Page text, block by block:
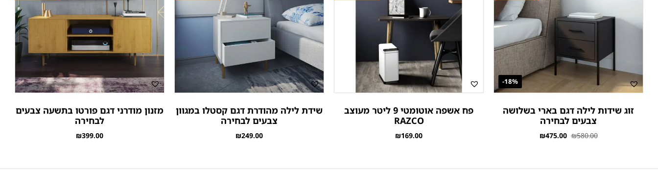
18%-
זוג שידות לילה דגם בארי בשלושה
צבעים לבחירה
₪580.00
₪475.00
פח אשפה אוטומטי 9 ליטר מעוצב
RAZCO
₪169.00
שידת לילה מהודרת דגם קסטלו במגוון
צבעים לבחירה
₪249.00
מזנון מודרני דגם פורטו בתשעה צבעים
לבחירה
₪399.00